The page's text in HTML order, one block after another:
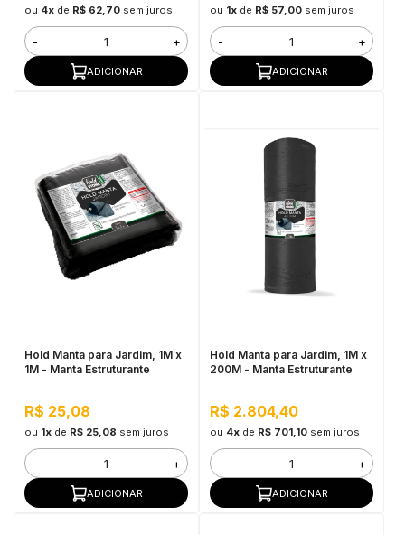
ou 4xde R$ 62,70 sem juros
- +
ADICIONAR
ou 1xde R$ 57,00 sem juros
- +
ADICIONAR
Hold Manta para Jardim, 1M x
1M - Manta Estruturante
R$ 25,08
ou 1xde R$ 25,08 sem juros
- +
ADICIONAR
Hold Manta para Jardim, 1M x
200M - Manta Estruturante
R$ 2.804,40
ou 4xde R$ 701,10 sem juros
- +
ADICIONAR